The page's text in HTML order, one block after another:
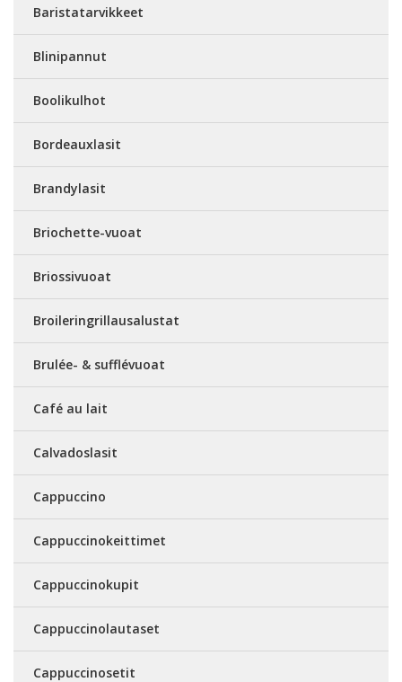
Baristatarvikkeet
Blinipannut
Boolikulhot
Bordeauxlasit
Brandylasit
Briochette-vuoat
Briossivuoat
Broileringrillausalustat
Brulée- & sufflévuoat
Café au lait
Calvadoslasit
Cappuccino
Cappuccinokeittimet
Cappuccinokupit
Cappuccinolautaset
Cappuccinosetit